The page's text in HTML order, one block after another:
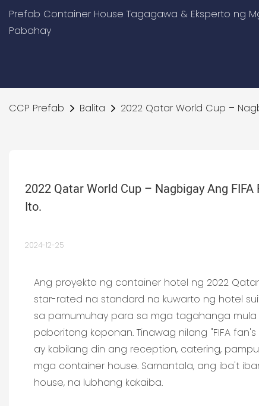
Prefab Container House Tagagawa & Eksperto ng
Pabahay
CCP Prefab Balita 2022 Qatar World Cup –
2022 Qatar World Cup – Nagbigay Ang
Ito.
2024-12-25
Ang proyekto ng container hotel ng 2022
star-rated na standard na kuwarto ng hotel
sa pamumuhay para sa mga tagahanga
paboritong koponan. Tinawag nilang "FIFA
ay kabilang din ang reception, catering,
mga container house. Samantala, ang iba't
house, na lubhang kakaiba.